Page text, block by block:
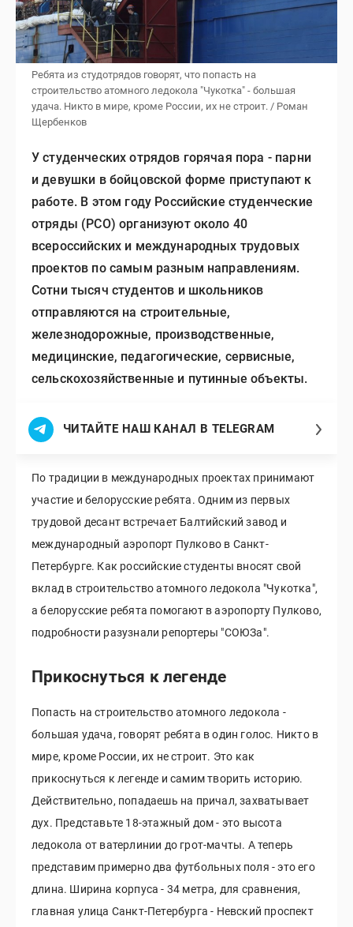
Ребята из студотрядов говорят, что попасть на
строительство атомного ледокола "Чукотка" - большая
удача. Никто в мире, кроме России, их не строит. / Роман
Щербенков
У студенческих отрядов горячая пора - парни
и девушки в бойцовской форме приступают к
работе. В этом году Российские студенческие
отряды (РСО) организуют около 40
всероссийских и международных трудовых
проектов по самым разным направлениям.
Сотни тысяч студентов и школьников
отправляются на строительные,
железнодорожные, производственные,
медицинские, педагогические, сервисные,
сельскохозяйственные и путинные объекты.
ЧИТАЙТЕ НАШ КАНАЛ В TELEGRAM
По традиции в международных проектах принимают
участие и белорусские ребята. Одним из первых
трудовой десант встречает Балтийский завод и
международный аэропорт Пулково в Санкт-
Петербурге. Как российские студенты вносят свой
вклад в строительство атомного ледокола "Чукотка",
а белорусские ребята помогают в аэропорту Пулково,
подробности разузнали репортеры "СОЮЗа".
Прикоснуться к легенде
Попасть на строительство атомного ледокола -
большая удача, говорят ребята в один голос. Никто в
мире, кроме России, их не строит. Это как
прикоснуться к легенде и самим творить историю.
Действительно, попадаешь на причал, захватывает
дух. Представьте 18-этажный дом - это высота
ледокола от ватерлинии до грот-мачты. А теперь
представим примерно два футбольных поля - это его
длина. Ширина корпуса - 34 метра, для сравнения,
главная улица Санкт-Петербурга - Невский проспект